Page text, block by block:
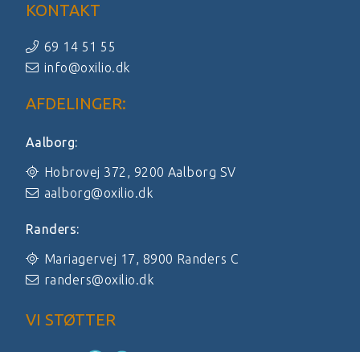
KONTAKT
69 14 51 55
info@oxilio.dk
AFDELINGER:
Aalborg:
Hobrovej 372, 9200 Aalborg SV
aalborg@oxilio.dk
Randers:
Mariagervej 17, 8900 Randers C
randers@oxilio.dk
VI STØTTER